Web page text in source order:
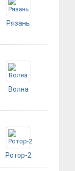
Рязань
Волна
Ротор-2